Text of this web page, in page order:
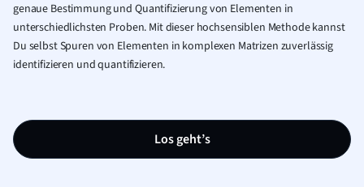
genaue Bestimmung und Quantifizierung von Elementen in
unterschiedlichsten Proben. Mit dieser hochsensiblen Methode kannst
Du selbst Spuren von Elementen in komplexen Matrizen zuverlässig
identifizieren und quantifizieren.
Los geht’s